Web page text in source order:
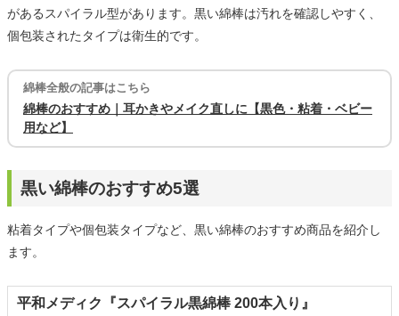
があるスパイラル型があります。黒い綿棒は汚れを確認しやすく、
個包装されたタイプは衛生的です。
綿棒全般の記事はこちら
綿棒のおすすめ｜耳かきやメイク直しに【黒色・粘着・ベビー
用など】
黒い綿棒のおすすめ5選
粘着タイプや個包装タイプなど、黒い綿棒のおすすめ商品を紹介し
ます。
平和メディク『スパイラル黒綿棒 200本入り』